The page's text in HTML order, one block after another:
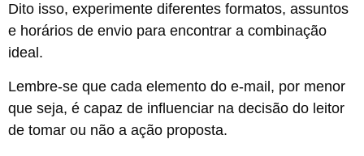
Dito isso, experimente diferentes formatos, assuntos
e horários de envio para encontrar a combinação
ideal.
Lembre-se que cada elemento do e-mail, por menor
que seja, é capaz de influenciar na decisão do leitor
de tomar ou não a ação proposta.